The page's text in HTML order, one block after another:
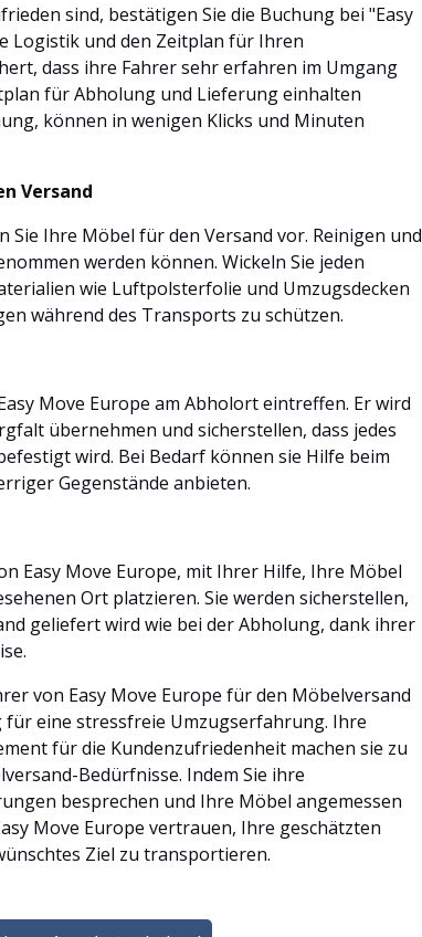
sind, bestätigen Sie die Buchung bei "Easy
Logistik und den Zeitplan für Ihren
dass ihre Fahrer sehr erfahren im Umgang
für Abholung und Lieferung einhalten
können in wenigen Klicks und Minuten
Versand
Ihre Möbel für den Versand vor. Reinigen und
werden können. Wickeln Sie jeden
wie Luftpolsterfolie und Umzugsdecken
während des Transports zu schützen.
Move Europe am Abholort eintreffen. Er wird
übernehmen und sicherstellen, dass jedes
wird. Bei Bedarf können sie Hilfe beim
Gegenstände anbieten.
Easy Move Europe, mit Ihrer Hilfe, Ihre Möbel
Ort platzieren. Sie werden sicherstellen,
geliefert wird wie bei der Abholung, dank ihrer
von Easy Move Europe für den Möbelversand
eine stressfreie Umzugserfahrung. Ihre
für die Kundenzufriedenheit machen sie zu
Bedürfnisse. Indem Sie ihre
besprechen und Ihre Möbel angemessen
Move Europe vertrauen, Ihre geschätzten
Ziel zu transportieren.